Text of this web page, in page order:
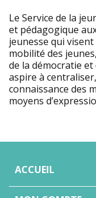
Le Service de la
et pédagogique
jeunesse qui
mobilité des
de la démocratie
aspire à
connaissance des
moyens
ACCUEIL